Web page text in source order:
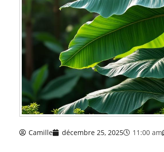
Camille décembre 25, 2025 11:00 am